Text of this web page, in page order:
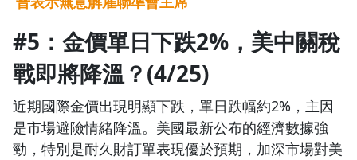
#5：金價單日下跌2%，美中關稅
戰即將降溫？(4/25)
近期國際金價出現明顯下跌，單日跌幅約2%，主因
是市場避險情緒降溫。美國最新公布的經濟數據強
勁，特別是耐久財訂單表現優於預期，加深市場對美